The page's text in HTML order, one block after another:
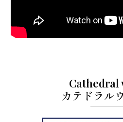
Cathedral
カテドラル